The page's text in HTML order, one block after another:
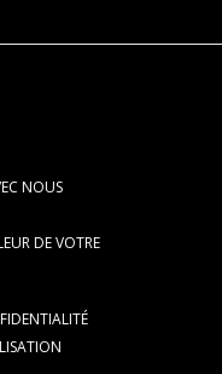
NOUS
DE VOTRE